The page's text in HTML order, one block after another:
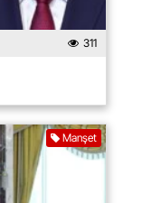
311
Manşet